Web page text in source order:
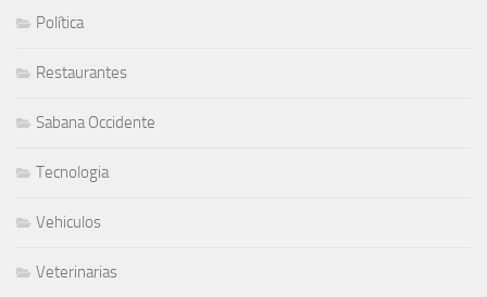
Política
Restaurantes
Sabana Occidente
Tecnologia
Vehiculos
Veterinarias